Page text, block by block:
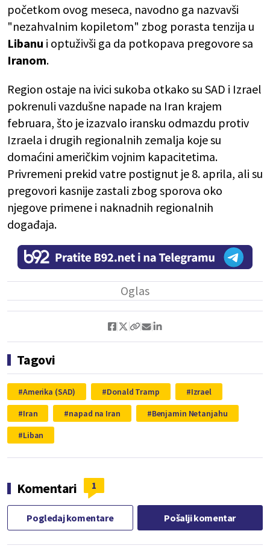
početkom ovog meseca, navodno ga nazvavši
"nezahvalnim kopiletom" zbog porasta tenzija u
Libanu i optuživši ga da potkopava pregovore sa
Iranom.
Region ostaje na ivici sukoba otkako su SAD i Izrael
pokrenuli vazdušne napade na Iran krajem
februara, što je izazvalo iransku odmazdu protiv
Izraela i drugih regionalnih zemalja koje su
domaćini američkim vojnim kapacitetima.
Privremeni prekid vatre postignut je 8. aprila, ali su
pregovori kasnije zastali zbog sporova oko
njegove primene i naknadnih regionalnih
događaja.
Tagovi
Amerika (SAD) Donald Tramp
Izrael
Iran
napad na Iran
Benjamin Netanjahu
Liban
Komentari 1
Pogledaj komentare Pošalji komentar